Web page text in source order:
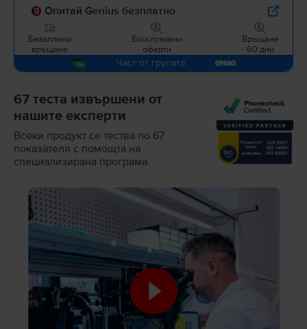
Опитай Genius безплатно
Безаплано
връщане
Ексклузивни
оферти
Връщане
60 дни
Част от групата
67 теста извършени от
нашите експерти
Всеки продукт се тества по 67
показателя с помощта на
специализирана програма.